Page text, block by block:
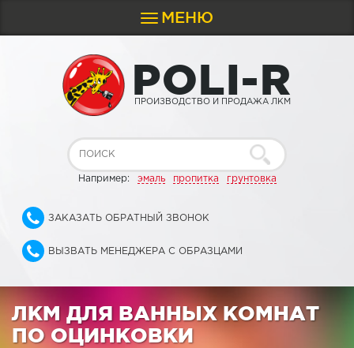
Toggle
navigation
МЕНЮ
POLI-R
ПРОИЗВОДСТВО И ПРОДАЖА ЛКМ
Например: эмаль пропитка грунтовка
ЗАКАЗАТЬ ОБРАТНЫЙ ЗВОНОК
ВЫЗВАТЬ МЕНЕДЖЕРА С ОБРАЗЦАМИ
ЛКМ ДЛЯ ВАННЫХ КОМНАТ
ПО ОЦИНКОВКИ